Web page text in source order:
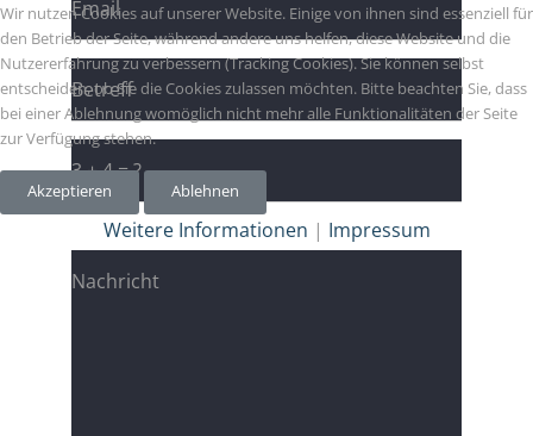
Wir nutzen Cookies auf unserer Website. Einige von ihnen sind essenziell für
den Betrieb der Seite, während andere uns helfen, diese Website und die
Nutzererfahrung zu verbessern (Tracking Cookies). Sie können selbst
entscheiden, ob Sie die Cookies zulassen möchten. Bitte beachten Sie, dass
bei einer Ablehnung womöglich nicht mehr alle Funktionalitäten der Seite
zur Verfügung stehen.
Akzeptieren Ablehnen
Weitere Informationen | Impressum